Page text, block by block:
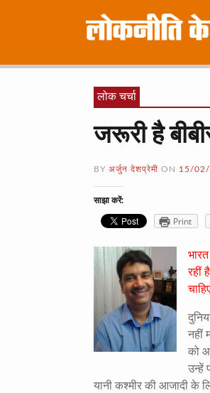
लोक चर्चा
जरूरी है
BY अर्जुन देशप्रेमी ON 15/
साझा करें:
Print
रहीं
नहीं
को
उन्हें
यानी कश्मीर की आजादी के